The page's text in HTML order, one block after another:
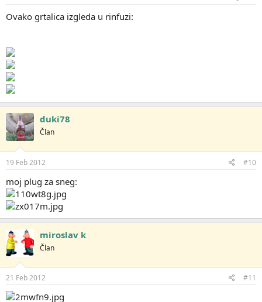
Ovako grtalica izgleda u rinfuzi:
duki78
Član
19 Feb 2012 #10
moj plug za sneg:
miroslav k
Član
21 Feb 2012 #11